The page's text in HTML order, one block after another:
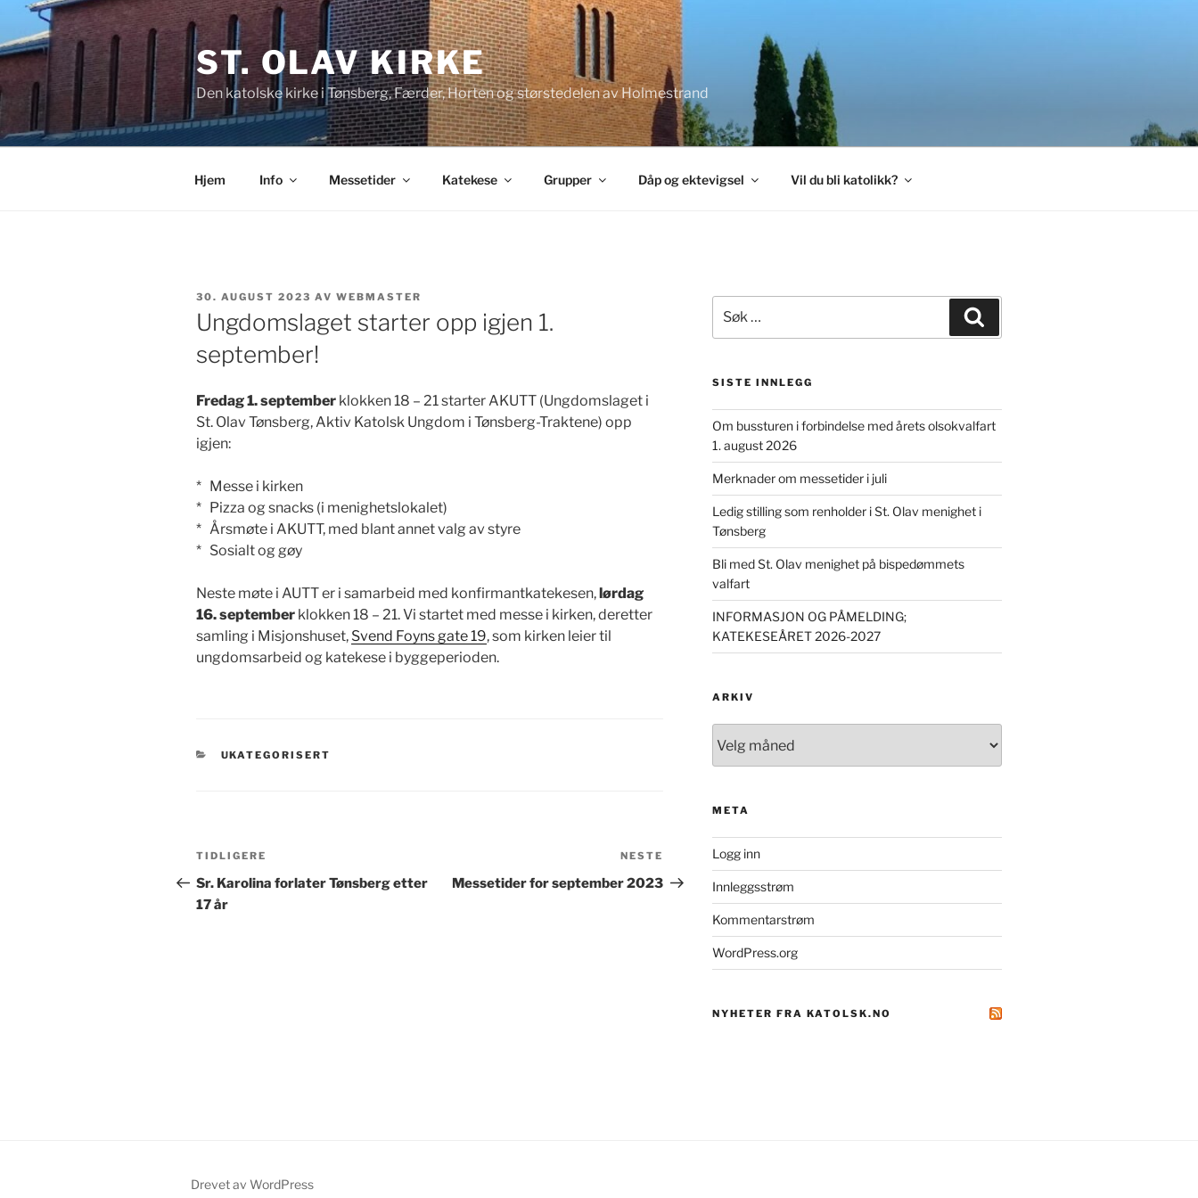
innhold
ST. OLAV KIRKE
Den katolske kirke i Tønsberg, Færder, Horten og størstedelen av Holmestrand
Hjem Info Messetider Katekese Grupper Dåp og ektevigsel Vil du bli katolikk?
PUBLISERT
30. AUGUST 2023 AV WEBMASTER
Ungdomslaget starter opp igjen 1.
september!
Fredag 1. september klokken 18 – 21 starter AKUTT (Ungdomslaget i
St. Olav Tønsberg, Aktiv Katolsk Ungdom i Tønsberg-Traktene) opp
igjen:
* Messe i kirken
* Pizza og snacks (i menighetslokalet)
* Årsmøte i AKUTT, med blant annet valg av styre
* Sosialt og gøy
Neste møte i AUTT er i samarbeid med konfirmantkatekesen, lørdag
16. september klokken 18 – 21. Vi startet med messe i kirken, deretter
samling i Misjonshuset, Svend Foyns gate 19, som kirken leier til
ungdomsarbeid og katekese i byggeperioden.
KATEGORIER
UKATEGORISERT
Innleggsnavigasjon
Forrige
innlegg
TIDLIGERE
Sr. Karolina forlater Tønsberg etter
17 år
innlegg
NESTE
Messetider for september 2023
etter:
SISTE INNLEGG
Om bussturen i forbindelse med årets olsokvalfart
1. august 2026
Merknader om messetider i juli
Ledig stilling som renholder i St. Olav menighet i
Tønsberg
Bli med St. Olav menighet på bispedømmets
valfart
INFORMASJON OG PÅMELDING;
KATEKESEÅRET 2026-2027
ARKIV
META
Logg inn
Innleggsstrøm
Kommentarstrøm
WordPress.org
NYHETER FRA KATOLSK.NO
Drevet av WordPress